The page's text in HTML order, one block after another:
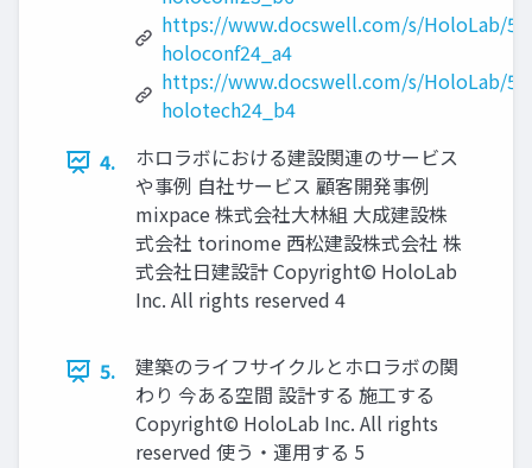
https://www.docswell.com/s/HoloLab/
holoconf24_a4
https://www.docswell.com/s/HoloLab/
holotech24_b4
4.
ホロラボにおける建設関連のサービス
や事例 自社サービス 顧客開発事例
mixpace 株式会社大林組 大成建設株
式会社 torinome 西松建設株式会社 株
式会社日建設計 Copyright© HoloLab
Inc. All rights reserved 4
5.
建築のライフサイクルとホロラボの関
わり 今ある空間 設計する 施工する
Copyright© HoloLab Inc. All rights
reserved 使う・運用する 5